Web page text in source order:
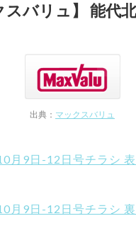
スバリュ】 能代
出典： マックスバリュ
10月9日-12日号チラシ 表
10月9日-12日号チラシ 裏